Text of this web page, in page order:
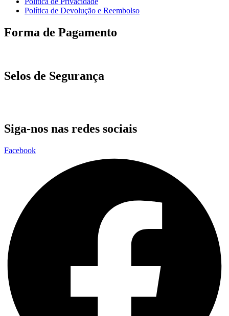
Política de Devolução e Reembolso
Forma de Pagamento
Selos de Segurança
Siga-nos nas redes sociais
Facebook